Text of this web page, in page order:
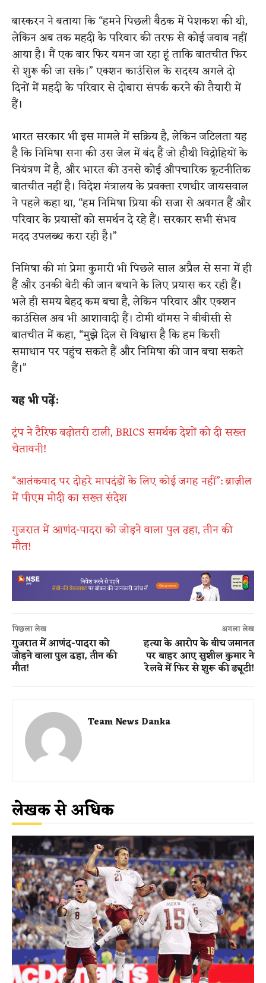
बास्करन ने बताया कि “हमने पिछली बैठक में पेशकश की थी,
लेकिन अब तक महदी के परिवार की तरफ से कोई जवाब नहीं
आया है। मैं एक बार फिर यमन जा रहा हूं ताकि बातचीत फिर
से शुरू की जा सके।” एक्शन काउंसिल के सदस्य अगले दो
दिनों में महदी के परिवार से दोबारा संपर्क करने की तैयारी में
हैं।
भारत सरकार भी इस मामले में सक्रिय है, लेकिन जटिलता यह
है कि निमिषा सना की उस जेल में बंद हैं जो हौथी विद्रोहियों के
नियंत्रण में है, और भारत की उनसे कोई औपचारिक कूटनीतिक
बातचीत नहीं है। विदेश मंत्रालय के प्रवक्ता रणधीर जायसवाल
ने पहले कहा था, “हम निमिषा प्रिया की सजा से अवगत हैं और
परिवार के प्रयासों को समर्थन दे रहे हैं। सरकार सभी संभव
मदद उपलब्ध करा रही है।”
निमिषा की मां प्रेमा कुमारी भी पिछले साल अप्रैल से सना में ही
हैं और उनकी बेटी की जान बचाने के लिए प्रयास कर रही हैं।
भले ही समय बेहद कम बचा है, लेकिन परिवार और एक्शन
काउंसिल अब भी आशावादी हैं। टोमी थॉमस ने बीबीसी से
बातचीत में कहा, “मुझे दिल से विश्वास है कि हम किसी
समाधान पर पहुंच सकते हैं और निमिषा की जान बचा सकते
हैं।”
यह भी पढ़ें:
ट्रंप ने टैरिफ बढ़ोतरी टाली, BRICS समर्थक देशों को दी सख्त
चेतावनी!
“आतंकवाद पर दोहरे मापदंडों के लिए कोई जगह नहीं”: ब्राज़ील
में पीएम मोदी का सख्त संदेश
गुजरात में आणंद-पादरा को जोड़ने वाला पुल ढहा, तीन की
मौत!
पिछला लेख
गुजरात में आणंद-पादरा को
जोड़ने वाला पुल ढहा, तीन की
मौत!
अगला लेख
हत्या के आरोप के बीच जमानत
पर बाहर आए सुशील कुमार ने
रेलवे में फिर से शुरू की ड्यूटी!
Team News Danka
लेखक से अधिक